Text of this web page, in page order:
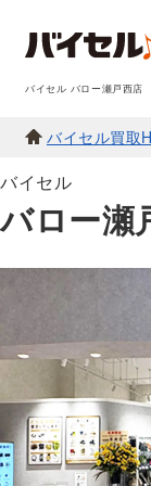
バイセル バロー瀬戸西店
バイセル買取
バイセル
バロー瀬